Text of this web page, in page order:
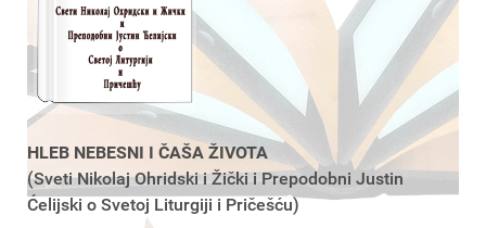
HLEB NEBESNI I ČAŠA ŽIVOTA
(Sveti Nikolaj Ohridski i Žički i Prepodobni Justin
Ćelijski o Svetoj Liturgiji i Pričešću)